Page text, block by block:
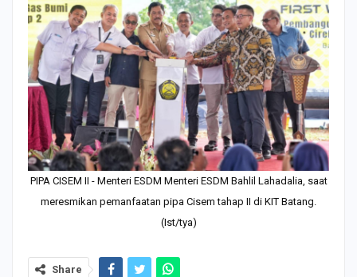
PIPA CISEM II - Menteri ESDM Menteri ESDM Bahlil Lahadalia, saat
meresmikan pemanfaatan pipa Cisem tahap II di KIT Batang.
(Ist/tya)
Share